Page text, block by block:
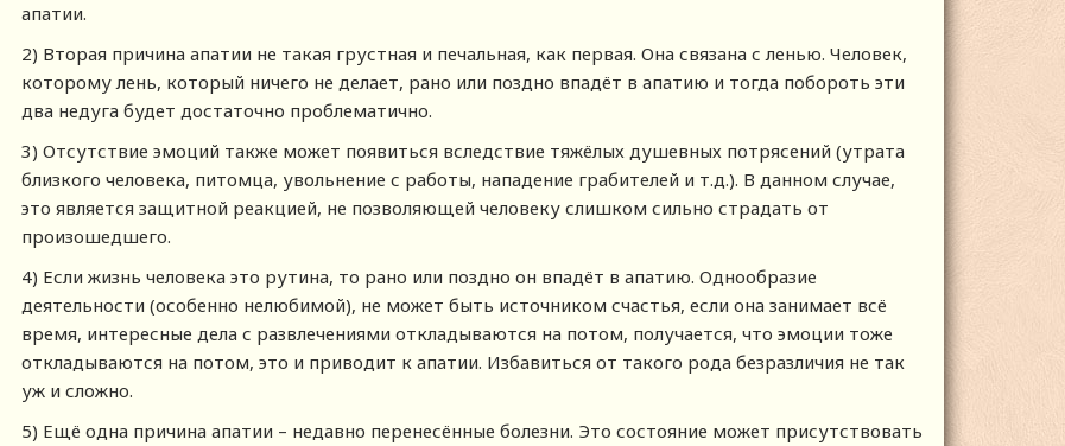
апатии.
2) Вторая причина апатии не такая грустная и печальная, как первая. Она связана с ленью. Человек,
которому лень, который ничего не делает, рано или поздно впадёт в апатию и тогда побороть эти
два недуга будет достаточно проблематично.
3) Отсутствие эмоций также может появиться вследствие тяжёлых душевных потрясений (утрата
близкого человека, питомца, увольнение с работы, нападение грабителей и т.д.). В данном случае,
это является защитной реакцией, не позволяющей человеку слишком сильно страдать от
произошедшего.
4) Если жизнь человека это рутина, то рано или поздно он впадёт в апатию. Однообразие
деятельности (особенно нелюбимой), не может быть источником счастья, если она занимает всё
время, интересные дела с развлечениями откладываются на потом, получается, что эмоции тоже
откладываются на потом, это и приводит к апатии. Избавиться от такого рода безразличия не так
уж и сложно.
5) Ещё одна причина апатии – недавно перенесённые болезни. Это состояние может присутствовать